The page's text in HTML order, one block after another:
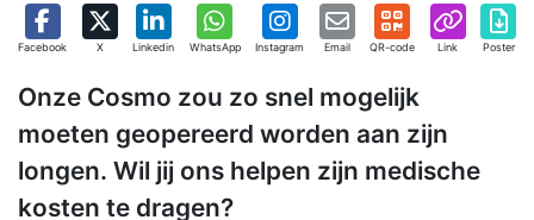
Facebook X Linkedin WhatsApp Instagram Email QR-code Link Poster
Onze Cosmo zou zo snel mogelijk
moeten geopereerd worden aan zijn
longen. Wil jij ons helpen zijn medische
kosten te dragen?